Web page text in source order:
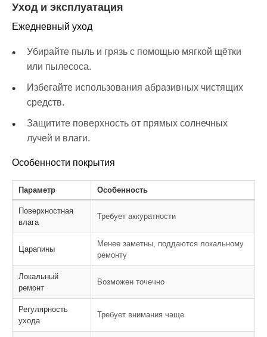
Уход и эксплуатация
Ежедневный уход
Убирайте пыль и грязь с помощью мягкой щётки
или пылесоса.
Избегайте использования абразивных чистящих
средств.
Защитите поверхность от прямых солнечных
лучей и влаги.
Особенности покрытия
Параметр Особенность
Поверхностная
влага
Требует аккуратности
Царапины
Менее заметны, поддаются локальному
ремонту
Локальный
ремонт
Возможен точечно
Регулярность
ухода
Требует внимания чаще